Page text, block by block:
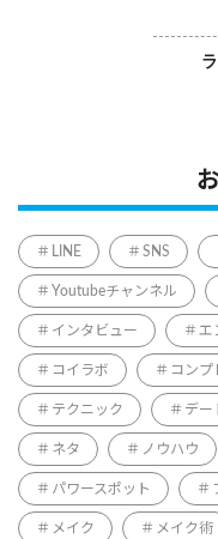
LINE SNS
Youtubeチャンネル
インタビュー エ
コイラボ コンプ
テクニック デー
ネタ ノウハウ
パワースポット
メイク メイク術